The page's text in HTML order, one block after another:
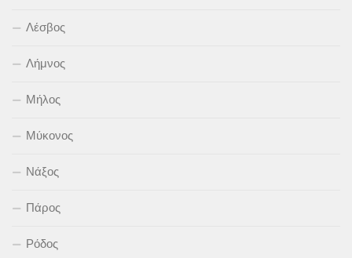
Λέσβος
Λήμνος
Μήλος
Μύκονος
Νάξος
Πάρος
Ρόδος